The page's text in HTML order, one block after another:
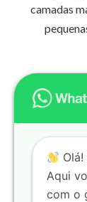
camadas
Tocador
áudio
00:00
Aqui
com o